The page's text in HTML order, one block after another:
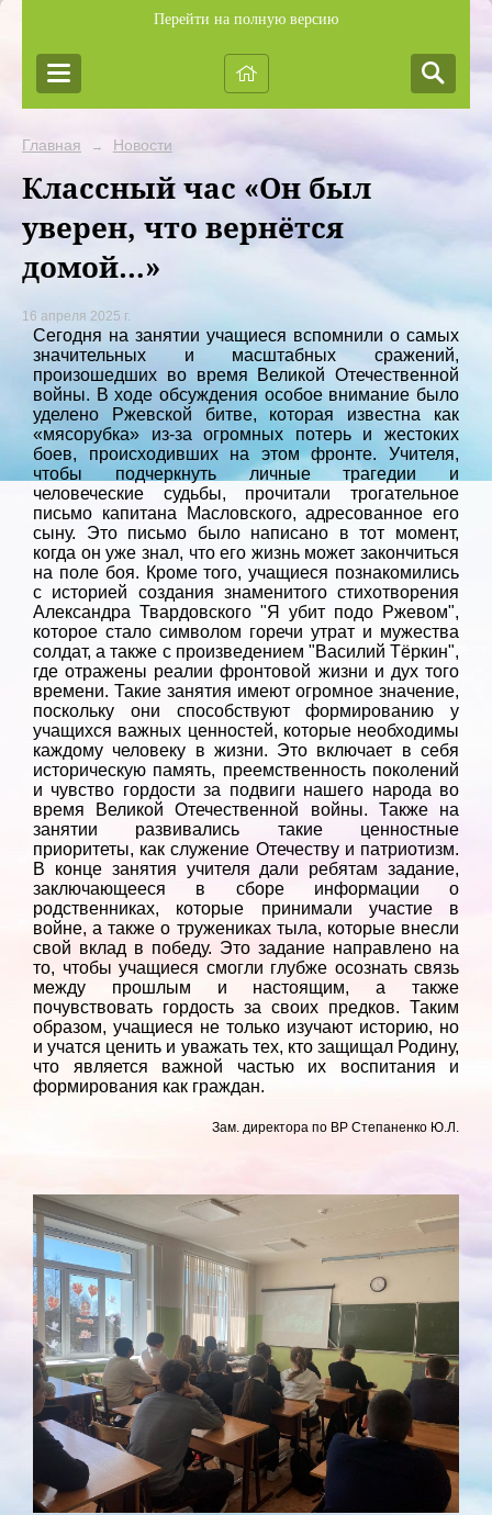
Перейти на полную версию
Главная → Новости
Классный час «Он был
уверен, что вернётся
домой…»
16 апреля 2025 г.
Сегодня на занятии учащиеся вспомнили о самых
значительных и масштабных сражений,
произошедших во время Великой Отечественной
войны. В ходе обсуждения особое внимание было
уделено Ржевской битве, которая известна как
«мясорубка» из-за огромных потерь и жестоких
боев, происходивших на этом фронте. Учителя,
чтобы подчеркнуть личные трагедии и
человеческие судьбы, прочитали трогательное
письмо капитана Масловского, адресованное его
сыну. Это письмо было написано в тот момент,
когда он уже знал, что его жизнь может закончиться
на поле боя. Кроме того, учащиеся познакомились
с историей создания знаменитого стихотворения
Александра Твардовского "Я убит подо Ржевом",
которое стало символом горечи утрат и мужества
солдат, а также с произведением "Василий Тёркин",
где отражены реалии фронтовой жизни и дух того
времени. Такие занятия имеют огромное значение,
поскольку они способствуют формированию у
учащихся важных ценностей, которые необходимы
каждому человеку в жизни. Это включает в себя
историческую память, преемственность поколений
и чувство гордости за подвиги нашего народа во
время Великой Отечественной войны. Также на
занятии развивались такие ценностные
приоритеты, как служение Отечеству и патриотизм.
В конце занятия учителя дали ребятам задание,
заключающееся в сборе информации о
родственниках, которые принимали участие в
войне, а также о тружениках тыла, которые внесли
свой вклад в победу. Это задание направлено на
то, чтобы учащиеся смогли глубже осознать связь
между прошлым и настоящим, а также
почувствовать гордость за своих предков. Таким
образом, учащиеся не только изучают историю, но
и учатся ценить и уважать тех, кто защищал Родину,
что является важной частью их воспитания и
формирования как граждан.
Зам. директора по ВР Степаненко Ю.Л.